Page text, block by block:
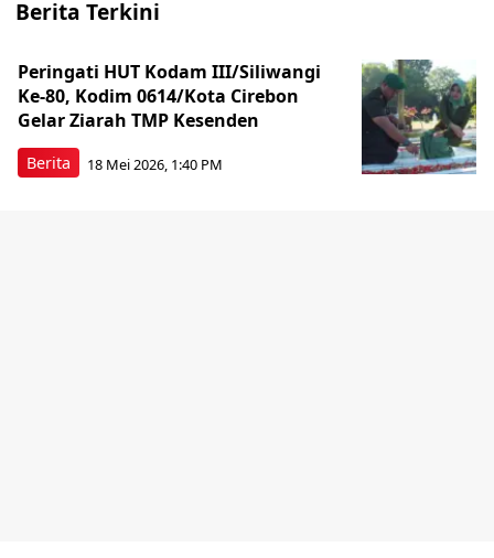
Berita Terkini
Berita
Peringati HUT Kodam III/Siliwangi
Ke-80, Kodim 0614/Kota Cirebon
Gelar Ziarah TMP Kesenden
18 Mei 2026, 1:40 PM